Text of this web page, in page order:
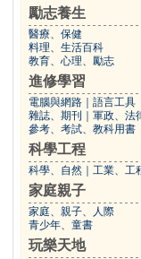
勵志養生
醫療、保健
料理、生活百科
教育、心理、勵志
進修學習
電腦與網路
語言工具
雜誌、期刊
軍政、法
參考、考試、教科用書
科學工程
科學、自然 工業、工
家庭親子
家庭、親子、人際
青少年、童書
玩樂天地